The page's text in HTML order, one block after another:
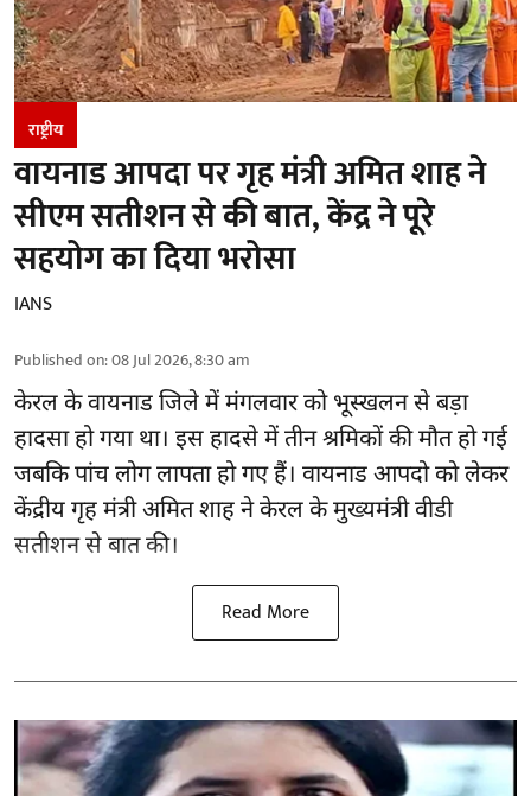
राष्ट्रीय
वायनाड आपदा पर गृह मंत्री अमित शाह ने
सीएम सतीशन से की बात, केंद्र ने पूरे
सहयोग का दिया भरोसा
IANS
Published on:08 Jul 2026, 8:30 am
केरल के वायनाड जिले में मंगलवार को भूस्खलन से बड़ा
हादसा हो गया था। इस हादसे में तीन श्रमिकों की मौत हो गई
जबकि पांच लोग लापता हो गए हैं। वायनाड आपदो को लेकर
केंद्रीय गृह मंत्री अमित शाह ने केरल के मुख्यमंत्री वीडी
सतीशन से बात की।
Read More